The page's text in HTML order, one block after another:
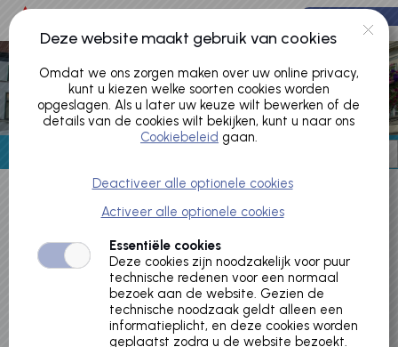
Naar hoofdinhoud
Account
0 artikelen
Bewerk cookie-toestemming
Cookies policy
WebShop Stad Aalst ("ons", "wij", of "onze") maakt gebruik
van cookies op de https://webshop.aalst.be (de "Service").
Deze website maakt gebruik van cookies
Omdat we ons zorgen maken over uw online privacy,
kunt u kiezen welke soorten cookies worden
opgeslagen. Als u later uw keuze wilt bewerken of de
details van de cookies wilt bekijken, kunt u naar ons
Cookiebeleid gaan.
Deactiveer alle optionele cookies
Activeer alle optionele cookies
Essentiële cookies
Deze cookies zijn noodzakelijk voor puur
technische redenen voor een normaal
bezoek aan de website. Gezien de
technische noodzaak geldt alleen een
informatieplicht, en deze cookies worden
geplaatst zodra u de website bezoekt.